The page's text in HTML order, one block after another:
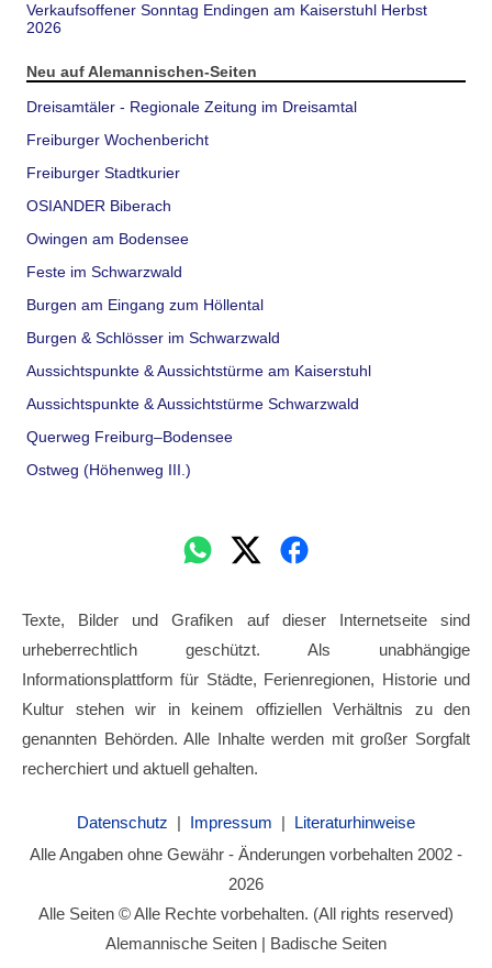
Verkaufsoffener Sonntag Endingen am Kaiserstuhl Herbst
2026
Neu auf Alemannischen-Seiten
Dreisamtäler - Regionale Zeitung im Dreisamtal
Freiburger Wochenbericht
Freiburger Stadtkurier
OSIANDER Biberach
Owingen am Bodensee
Feste im Schwarzwald
Burgen am Eingang zum Höllental
Burgen & Schlösser im Schwarzwald
Aussichtspunkte & Aussichtstürme am Kaiserstuhl
Aussichtspunkte & Aussichtstürme Schwarzwald
Querweg Freiburg–Bodensee
Ostweg (Höhenweg III.)
Texte, Bilder und Grafiken auf dieser Internetseite sind
urheberrechtlich geschützt. Als unabhängige
Informationsplattform für Städte, Ferienregionen, Historie und
Kultur stehen wir in keinem offiziellen Verhältnis zu den
genannten Behörden. Alle Inhalte werden mit großer Sorgfalt
recherchiert und aktuell gehalten.
Datenschutz | Impressum | Literaturhinweise
Alle Angaben ohne Gewähr - Änderungen vorbehalten 2002 -
2026
Alle Seiten © Alle Rechte vorbehalten. (All rights reserved)
Alemannische Seiten | Badische Seiten